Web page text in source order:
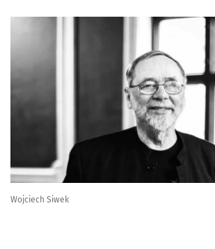
Wojciech Siwek